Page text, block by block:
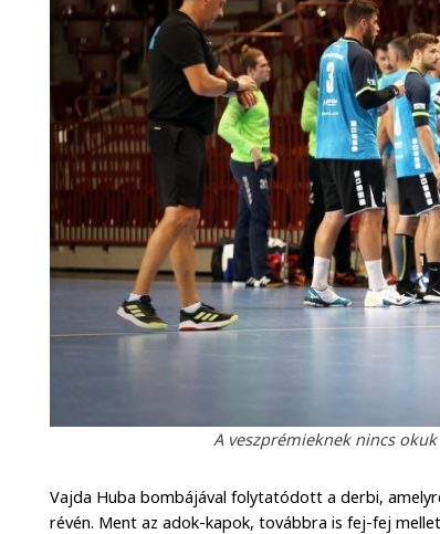
A veszprémieknek nincs
Vajda Huba bombájával folytatódott a derbi,
révén. Ment az adok-kapok, továbbra is fej-fej